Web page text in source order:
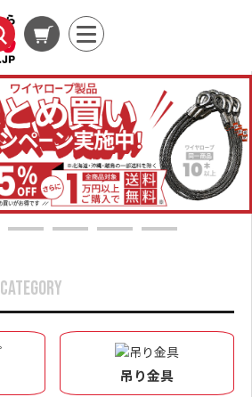
3 4 5 6
CATEGORY
吊り金具